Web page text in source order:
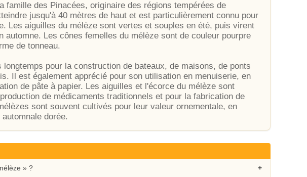
famille des Pinacées, originaire des régions tempérées de
jusqu'à 40 mètres de haut et est particulièrement connu pour
Les aiguilles du mélèze sont vertes et souples en été, puis virent
automne. Les cônes femelles du mélèze sont de couleur pourpre
de tonneau.
pour la construction de bateaux, de maisons, de ponts
Il est également apprécié pour son utilisation en menuiserie, en
de pâte à papier. Les aiguilles et l'écorce du mélèze sont
de médicaments traditionnels et pour la fabrication de
sont souvent cultivés pour leur valeur ornementale, en
dorée.
» ?